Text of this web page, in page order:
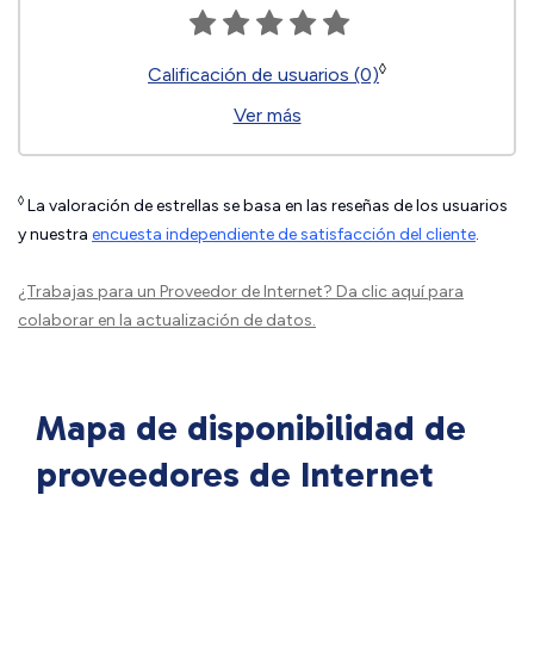
Calificación de usuarios (0)◊
Ver más
◊ La valoración de estrellas se basa en las reseñas de los usuarios
y nuestra encuesta independiente de satisfacción del cliente.
¿Trabajas para un Proveedor de Internet? Da clic aquípara
colaborar en la actualización de datos.
Mapa de disponibilidad de
proveedores de Internet